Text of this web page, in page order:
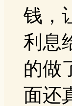
钱，
利息
的做
面还